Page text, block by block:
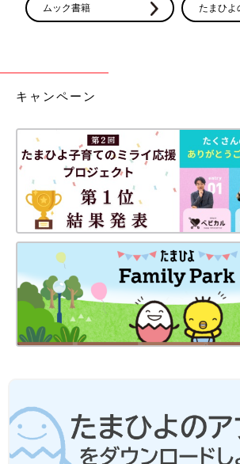
ムック書籍 たまひよ
キャンペーン